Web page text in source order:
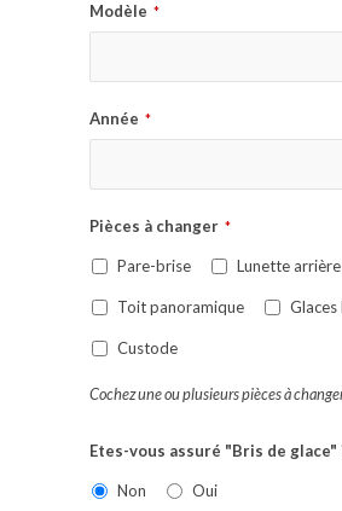
Modèle *
Année *
Pièces à changer *
Pare-brise Lunette arrière
Toit panoramique
Custode
Cochez une ou plusieurs pièces à
Etes-vous assuré "Bris de glace"
Non Oui